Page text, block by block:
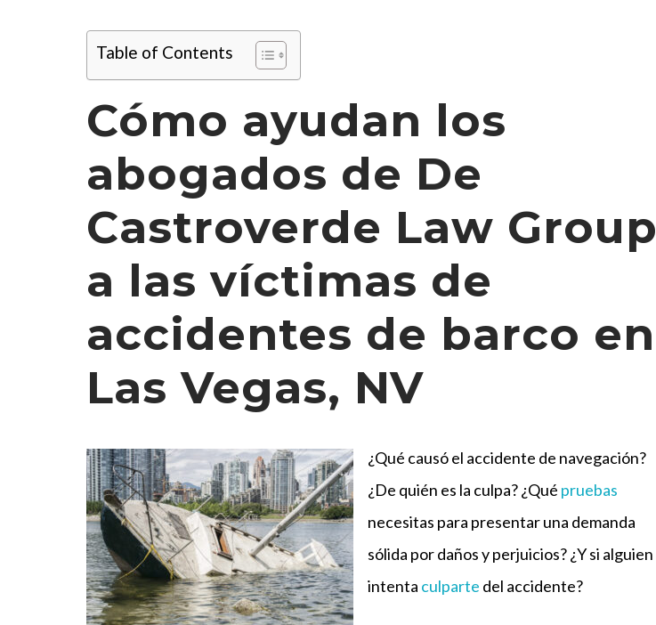
Table of Contents
Cómo ayudan los
abogados de De
Castroverde Law Group
a las víctimas de
accidentes de barco en
Las Vegas, NV
¿Qué causó el accidente de navegación?
¿De quién es la culpa? ¿Qué pruebas
necesitas para presentar una demanda
sólida por daños y perjuicios? ¿Y si alguien
intenta culparte del accidente?